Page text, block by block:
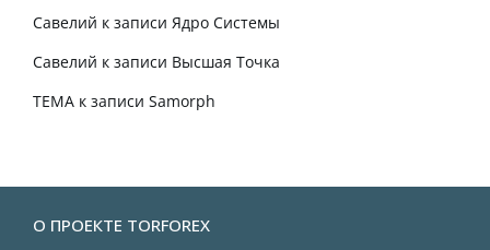
Савелий к записи Ядро Системы
Савелий к записи Высшая Точка
TEMA к записи Samorph
О ПРОЕКТЕ TORFOREX